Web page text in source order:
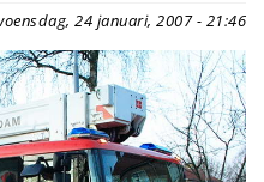
24 januari, 2007 - 21:46